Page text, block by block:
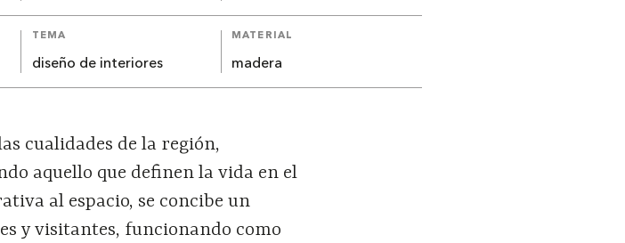
TEMA
diseño de interiores
MATERIAL
madera
cualidades de la región,
aquello que definen la vida en el
al espacio, se concibe un
y visitantes, funcionando como